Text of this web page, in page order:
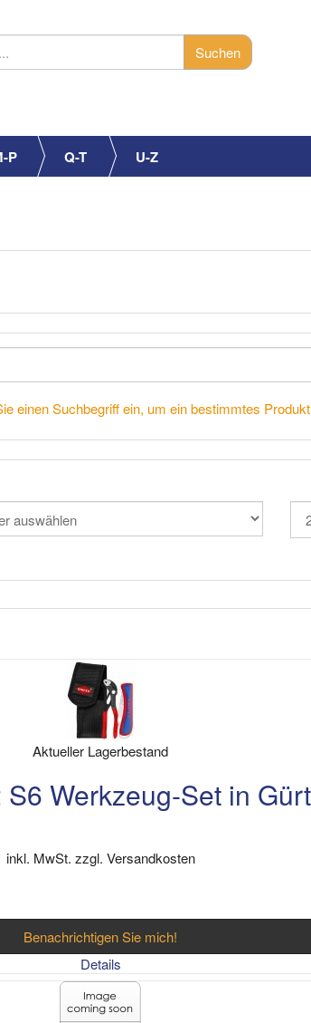
P Q-T U-Z
einen Suchbegriff ein, um ein bestimmtes
Aktueller Lagerbestand
Werkzeug-Set in
inkl. MwSt. zzgl. Versandkosten
Benachrichtigen Sie mich!
Details